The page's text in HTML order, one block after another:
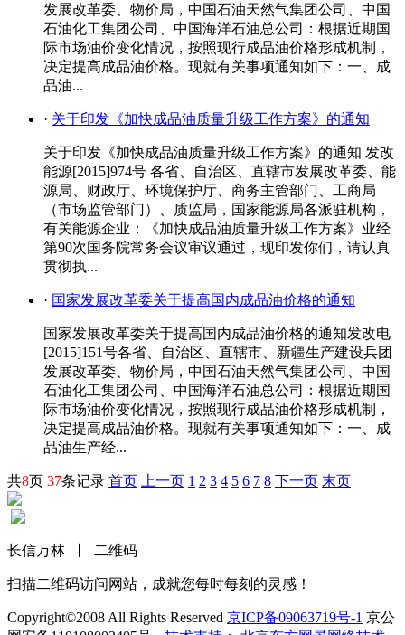
发展改革委、物价局，中国石油天然气集团公司、中国
石油化工集团公司、中国海洋石油总公司：根据近期国
际市场油价变化情况，按照现行成品油价格形成机制，
决定提高成品油价格。现就有关事项通知如下：一、成
品油...
· 关于印发《加快成品油质量升级工作方案》的通知
关于印发《加快成品油质量升级工作方案》的通知 发改
能源[2015]974号 各省、自治区、直辖市发展改革委、能
源局、财政厅、环境保护厅、商务主管部门、工商局
（市场监管部门）、质监局，国家能源局各派驻机构，
有关能源企业：《加快成品油质量升级工作方案》业经
第90次国务院常务会议审议通过，现印发你们，请认真
贯彻执...
· 国家发展改革委关于提高国内成品油价格的通知
国家发展改革委关于提高国内成品油价格的通知发改电
[2015]151号各省、自治区、直辖市、新疆生产建设兵团
发展改革委、物价局，中国石油天然气集团公司、中国
石油化工集团公司、中国海洋石油总公司：根据近期国
际市场油价变化情况，按照现行成品油价格形成机制，
决定提高成品油价格。现就有关事项通知如下：一、成
品油生产经...
共8页 37条记录 首页 上一页 1 2 3 4 5 6 7 8 下一页 末页
长信万林 丨 二维码
扫描二维码访问网站，成就您每时每刻的灵感！
Copyright©2008 All Rights Reserved 京ICP备09063719号-1 京公